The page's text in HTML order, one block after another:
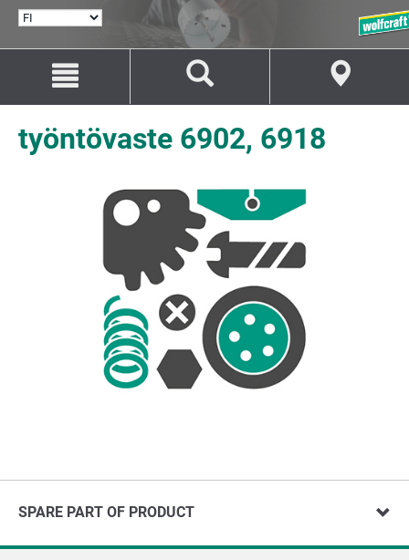
sisältöön
navigaatioon
työntövaste 6902, 6918
SPARE PART OF PRODUCT